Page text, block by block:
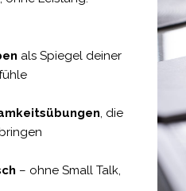
als Spiegel deiner
, die
– ohne Small Talk,